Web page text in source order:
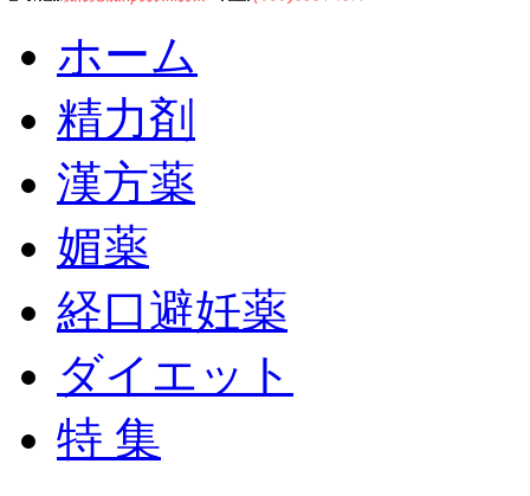
ホーム
精力剤
漢方薬
媚薬
経口避妊薬
ダイエット
特 集